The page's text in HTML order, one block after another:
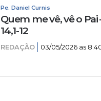
Pe. Daniel Curnis
Quem me vê, vê o Pai
14,1-12
REDAÇÃO 03/05/2026 as